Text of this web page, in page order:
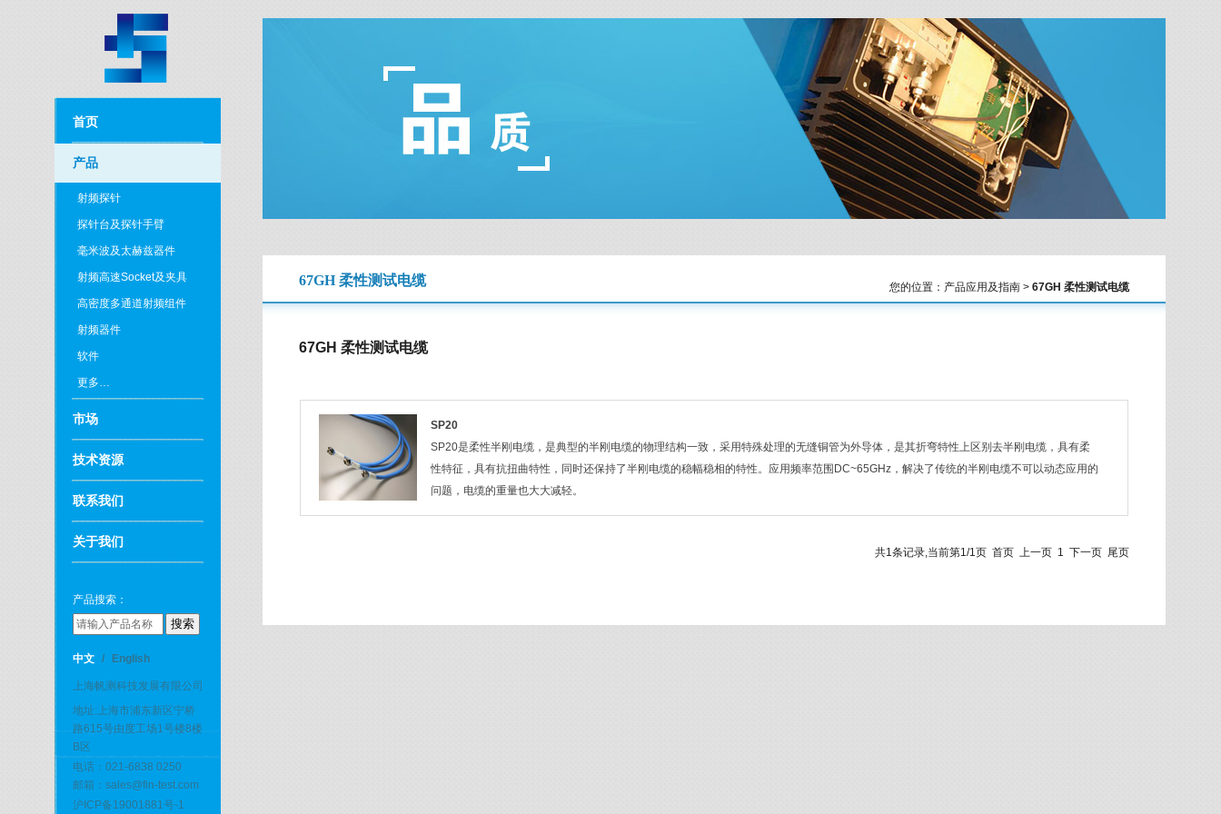
首页
产品
射频探针
探针台及探针手臂
毫米波及太赫兹器件
射频高速Socket及夹具
高密度多通道射频组件
射频器件
软件
更多…
市场
技术资源
联系我们
关于我们
产品搜索：
中文 / English
上海帆测科技发展有限公司
地址:上海市浦东新区宁桥
路615号由度工场1号楼8楼
B区
电话：021-6838 0250
邮箱：sales@fin-test.com
沪ICP备19001881号-1
67GH 柔性测试电缆 您的位置：产品应用及指南 > 67GH 柔性测试电缆
67GH 柔性测试电缆
SP20
SP20是柔性半刚电缆，是典型的半刚电缆的物理结构一致，采用特殊处理的无缝铜管为外导体，是其折弯特性上区别去半刚电缆，具有柔
性特征，具有抗扭曲特性，同时还保持了半刚电缆的稳幅稳相的特性。应用频率范围DC~65GHz，解决了传统的半刚电缆不可以动态应用的
问题，电缆的重量也大大减轻。
共1条记录,当前第1/1页 首页 上一页 1 下一页 尾页